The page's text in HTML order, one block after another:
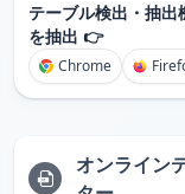
テーブル検出・抽
を抽出 👉
Chrome
オンライン